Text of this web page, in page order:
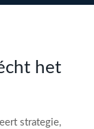
het
strategie,